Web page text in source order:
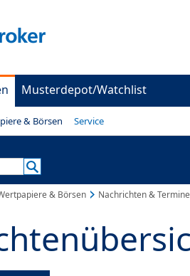
Musterdepot/Watchlist
& Börsen Service
& Börsen Nachrichten & Termine